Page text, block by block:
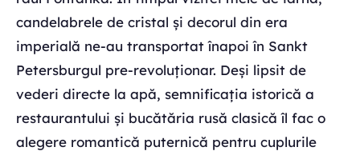
candelabrele de cristal și decorul din era
imperială ne-au transportat înapoi în Sankt
Petersburgul pre-revoluționar. Deși lipsit de
vederi directe la apă, semnificația istorică a
restaurantului și bucătăria rusă clasică îl fac o
alegere romantică puternică pentru cuplurile